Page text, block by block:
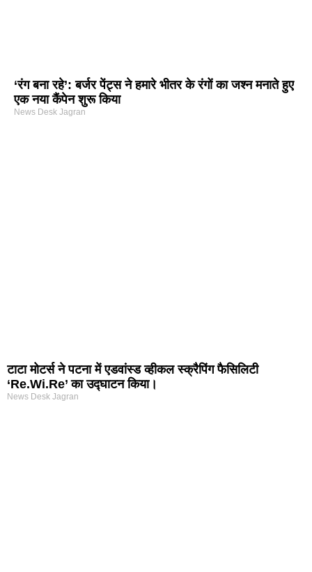
‘रंग बना रहे’: बर्जर पेंट्स ने हमारे भीतर के रंगों का जश्न मनाते हुए
एक नया कैंपेन शुरू किया
News Desk Jagran
टाटा मोटर्स ने पटना में एडवांस्ड व्हीकल स्क्रैपिंग फैसिलिटी
‘Re.Wi.Re’ का उद्घाटन किया।
News Desk Jagran